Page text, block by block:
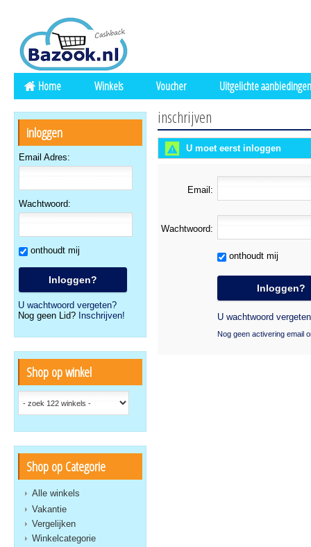
Home Winkels Voucher Uitgelichte aanbiedingen
inloggen
Email Adres:
Wachtwoord:
onthoudt mij
U wachtwoord vergeten?
Nog geen Lid? Inschrijven!
Shop op winkel
Shop op Categorie
Alle winkels
Vakantie
Vergelijken
Winkelcategorie
inschrijven
U moet eerst inloggen
Email:
Wachtwoord:
onthoudt mij
U wachtwoord
Nog geen activering email